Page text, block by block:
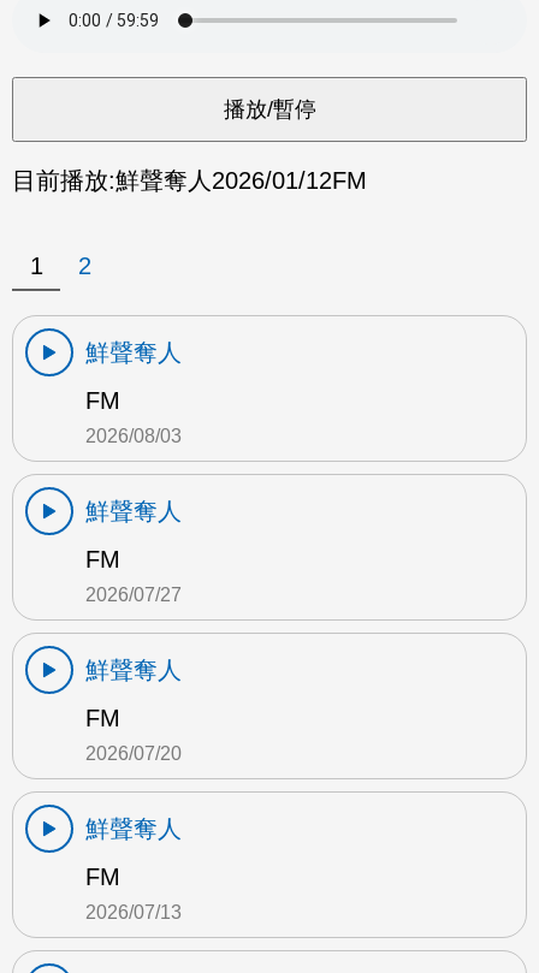
目前播放:鮮聲奪人2026/01/12FM
1 2
鮮聲奪人
FM
2026/08/03
鮮聲奪人
FM
2026/07/27
鮮聲奪人
FM
2026/07/20
鮮聲奪人
FM
2026/07/13